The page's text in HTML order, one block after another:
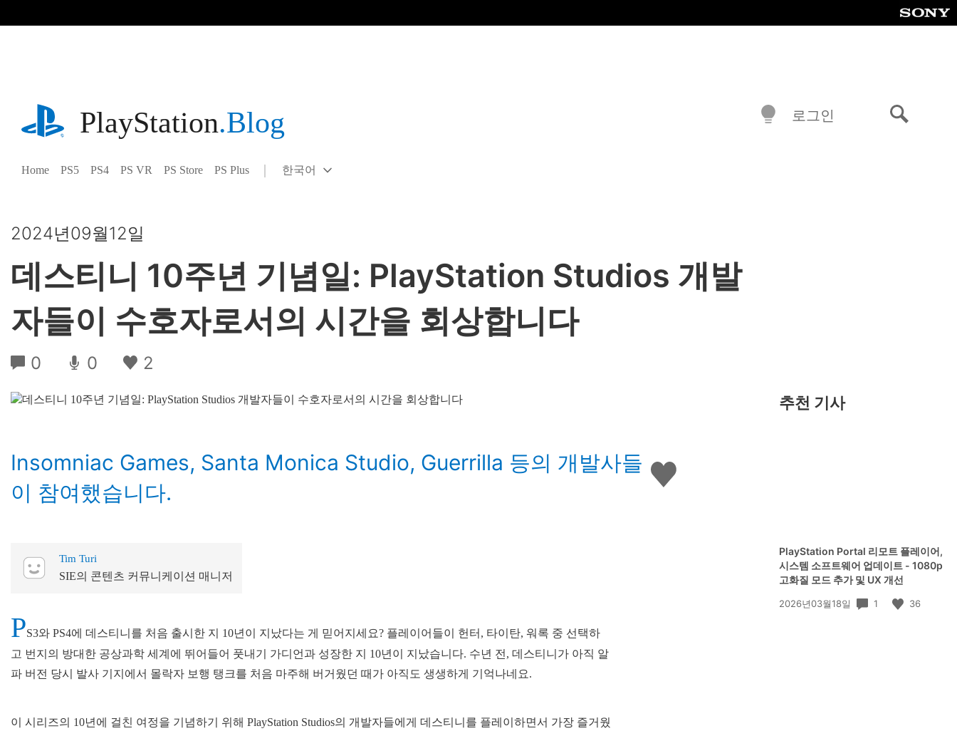
playstation.com
PlayStation.Blog
Home PS5 PS4 PS VR PS Store PS Plus
Select
Current
한국어
로그인
2024년09월12일
데스티니 10주년 기념일: PlayStation Studios 개발
자들이 수호자로서의 시간을 회상합니다
0 0 2
좋
아
Insomniac Games, Santa Monica Studio, Guerrilla 등의 개발사들
이 참여했습니다.
Tim Turi
SIE의 콘텐츠 커뮤니케이션 매니저
PS3와 PS4에 데스티니를 처음 출시한 지 10년이 지났다는 게 믿어지세요? 플레이어들이 헌터, 타이탄, 워록 중 선택하
고 번지의 방대한 공상과학 세계에 뛰어들어 풋내기 가디언과 성장한 지 10년이 지났습니다. 수년 전, 데스티니가 아직 알
파 버전 당시 발사 기지에서 몰락자 보행 탱크를 처음 마주해 버거웠던 때가 아직도 생생하게 기억나네요.
이 시리즈의 10년에 걸친 여정을 기념하기 위해 PlayStation Studios의 개발자들에게 데스티니를 플레이하면서 가장 즐거웠
추천 기사
PlayStation Portal 리모트 플레이어,
시스템 소프트웨어 업데이트 - 1080p
고화질 모드 추가 및 UX 개선
공
2026년03월18일 1 36